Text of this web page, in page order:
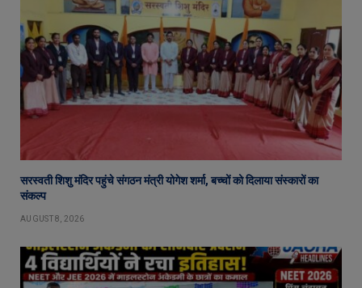
सरस्वती शिशु मंदिर पहुंचे संगठन मंत्री योगेश शर्मा, बच्चों को दिलाया संस्कारों का
संकल्प
AUGUST 8, 2026